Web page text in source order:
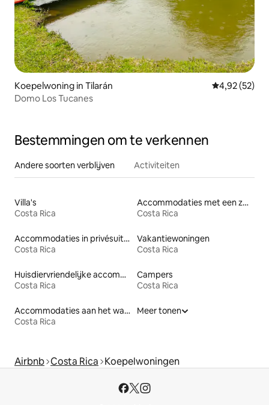
Koepelwoning in Tilarán Gemiddelde
4,92 (52)
Domo Los Tucanes
Bestemmingen om te verkennen
Andere soorten verblijven Activiteiten
Villa's
Costa Rica
Accommodaties met een zwembad
Costa Rica
Accommodaties in privésuites
Costa Rica
Vakantiewoningen
Costa Rica
Huisdiervriendelijke accommodaties
Costa Rica
Campers
Costa Rica
Accommodaties aan het water
Costa Rica
Meer tonen
Airbnb Costa Rica Koepelwoningen